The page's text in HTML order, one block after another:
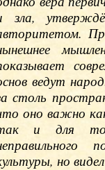
зла,
ведут
столь
оно важно
и для
но